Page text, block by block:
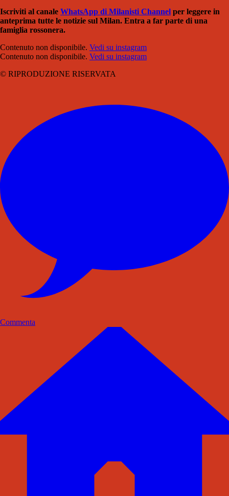
Iscriviti al canale WhatsApp di Milanisti Channel per leggere in
anteprima tutte le notizie sul Milan. Entra a far parte di una
famiglia rossonera.
Contenuto non disponibile. Vedi su instagram
Contenuto non disponibile. Vedi su instagram
© RIPRODUZIONE RISERVATA
Commenta